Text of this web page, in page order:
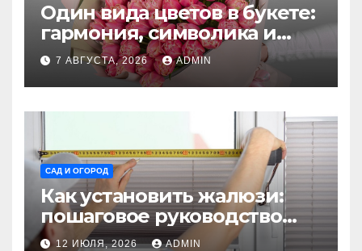
Один вида цветов в букете:
гармония, символика и
секреты ухода
7 АВГУСТА, 2026 ADMIN
САД И ОГОРОД
Как установить жалюзи:
пошаговое руководство
для начинающих
12 ИЮЛЯ, 2026 ADMIN